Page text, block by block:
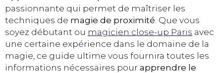
passionnante qui permet de maîtriser les
techniques de magie de proximité. Que vous
soyez débutant ou magicien close-up Paris avec
une certaine expérience dans le domaine de la
magie, ce guide ultime vous fournira toutes les
informations nécessaires pour apprendre le